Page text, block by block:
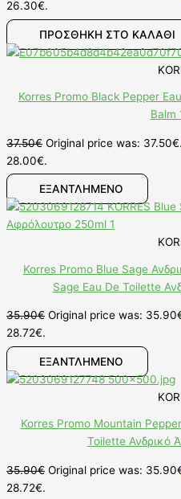
26.30€.
ΠΡΟΣΘΉΚΗ ΣΤΟ ΚΑΛΆΘΙ
Korres Promo Black Pepper
Balm
37.50€ Original price was: 37.50€.
28.00€.
ΕΞΑΝΤΛΗΜΕΝΟ
Korres Promo Blue Sage
Sage Eau De Toilette
35.90€ Original price was:
28.72€.
ΕΞΑΝΤΛΗΜΕΝΟ
Korres Promo Mountain
Toilette Ανδρικό
35.90€ Original price was:
28.72€.